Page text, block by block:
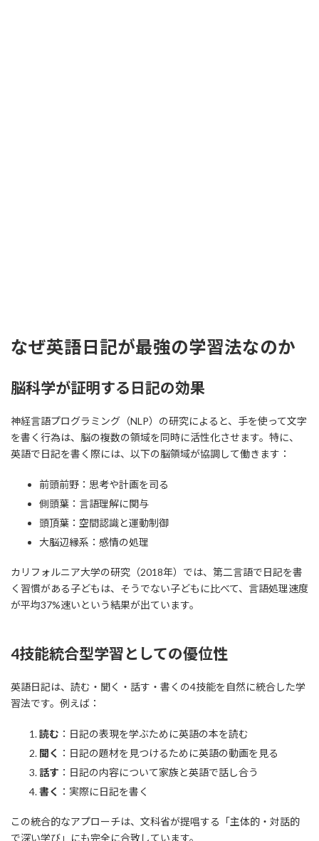
なぜ英語日記が最強の学習法なのか
脳科学が証明する日記の効果
神経言語プログラミング（NLP）の研究によると、手を使って文字
を書く行為は、脳の複数の領域を同時に活性化させます。特に、
英語で日記を書く際には、以下の脳領域が協調して働きます：
前頭前野：思考や計画を司る
側頭葉：言語理解に関与
頭頂葉：空間認識と運動制御
大脳辺縁系：感情の処理
カリフォルニア大学の研究（2018年）では、第二言語で日記を書
く習慣がある子どもは、そうでない子どもに比べて、言語処理速度
が平均37%速いという結果が出ています。
4技能統合型学習としての優位性
英語日記は、読む・聞く・話す・書くの4技能を自然に統合した学
習法です。例えば：
読む ：日記の表現を学ぶために英語の本を読む
聞く ：日記の題材を見つけるために英語の動画を見る
話す ：日記の内容について家族と英語で話し合う
書く ：実際に日記を書く
この統合的なアプローチは、文科省が提唱する「主体的・対話的
で深い学び」にも完全に合致しています。